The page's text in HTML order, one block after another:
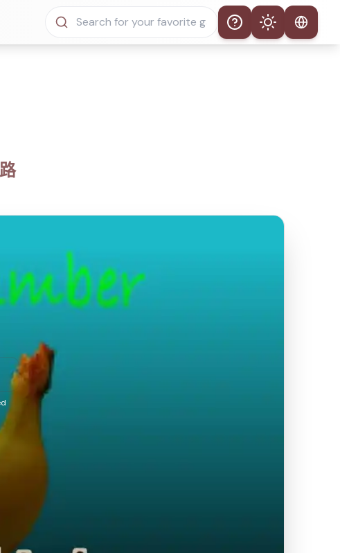
Help Theme